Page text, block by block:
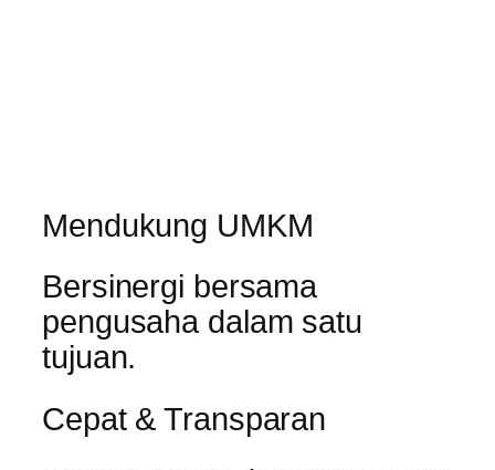
Mendukung UMKM
Bersinergi bersama
pengusaha dalam satu
tujuan.
Cepat & Transparan